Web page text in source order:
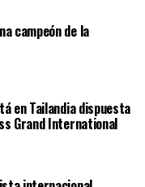
campeón de la
en Tailandia dispuesta
Grand International